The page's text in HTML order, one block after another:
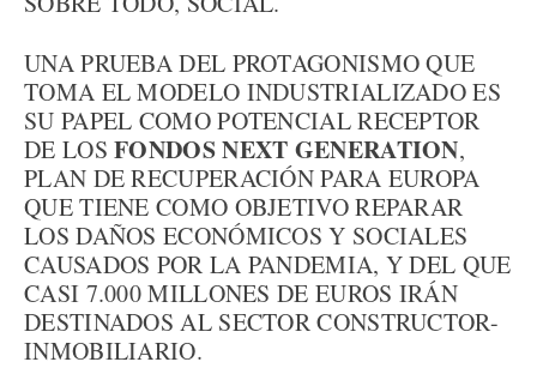
UNA PRUEBA DEL PROTAGONISMO QUE
TOMA EL MODELO INDUSTRIALIZADO ES
SU PAPEL COMO POTENCIAL RECEPTOR
DE LOSFONDOS NEXT GENERATION,
PLAN DE RECUPERACIÓN PARA EUROPA
QUE TIENE COMO OBJETIVO REPARAR
LOS DAÑOS ECONÓMICOS Y SOCIALES
CAUSADOS POR LA PANDEMIA, Y DEL QUE
CASI 7.000 MILLONES DE EUROS IRÁN
DESTINADOS AL SECTOR CONSTRUCTOR-
INMOBILIARIO.